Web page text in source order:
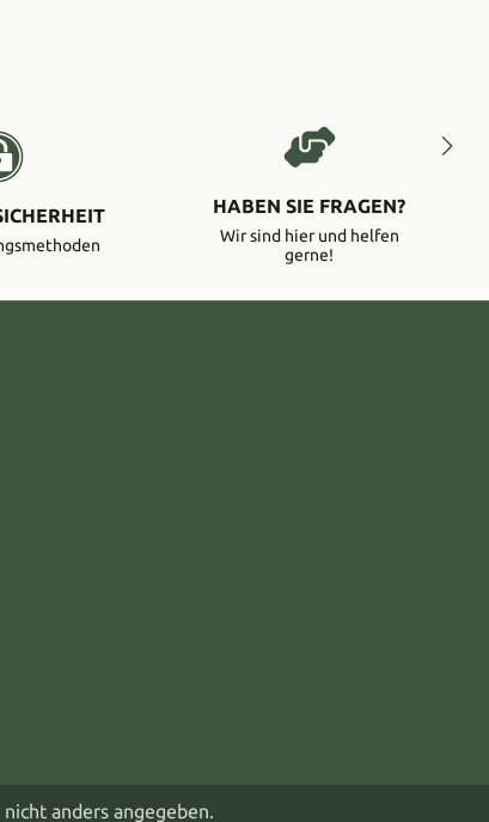
HABEN SIE FRAGEN?
Wir sind hier und helfen
gerne!
anders angegeben.